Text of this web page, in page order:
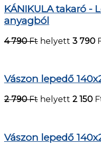
KÁNIKULA takaró -
anyagból
4 790 Ft helyett 3 790
Vászon lepedő
2 790 Ft helyett 2 150
Vászon lepedő